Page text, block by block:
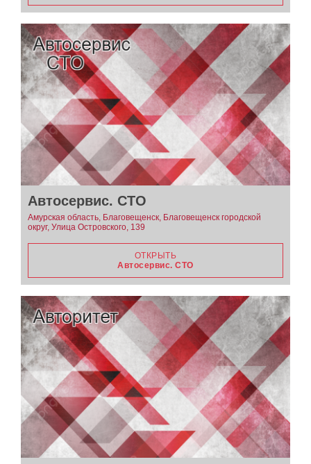
Автосервис. СТО
Амурская область, Благовещенск, Благовещенск городской
округ, Улица Островского, 139
ОТКРЫТЬ
Автосервис. СТО